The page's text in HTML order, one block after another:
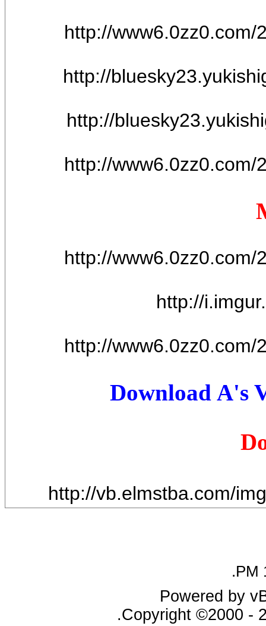
http://
http://
http://
http://
http://
http://
http://
Download A's
http://vb.elmstba.com/
.
Powered by
Copyright ©2000 -